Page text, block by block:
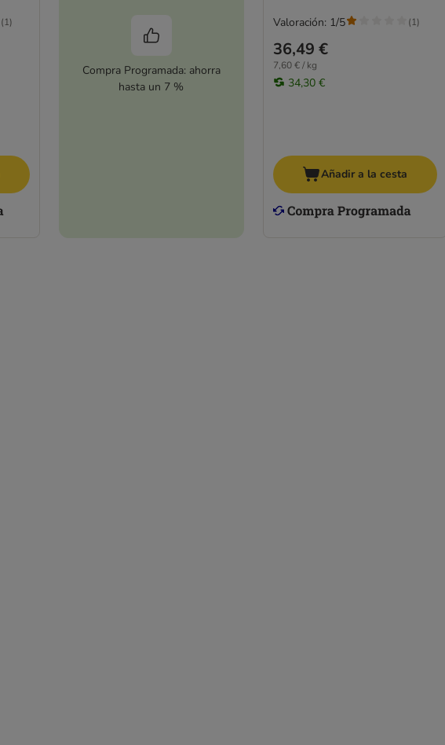
(1)
Compra Programada: ahorra
hasta un 7 %
36,49 €
7,60 € / kg
34,30 €
Valoración: 1/5 (1)
Añadir a la cesta